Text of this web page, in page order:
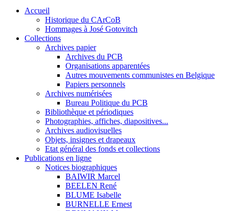
Accueil
Historique du CArCoB
Hommages à José Gotovitch
Collections
Archives papier
Archives du PCB
Organisations apparentées
Autres mouvements communistes en Belgique
Papiers personnels
Archives numérisées
Bureau Politique du PCB
Bibliothèque et périodiques
Photographies, affiches, diapositives...
Archives audiovisuelles
Objets, insignes et drapeaux
Etat général des fonds et collections
Publications en ligne
Notices biographiques
BAIWIR Marcel
BEELEN René
BLUME Isabelle
BURNELLE Ernest